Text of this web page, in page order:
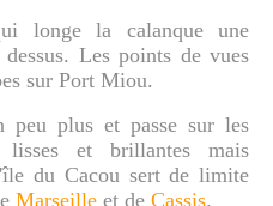
longe la calanque une
Les points de vues
sur Port Miou.
peu plus et passe sur les
et brillantes mais
du Cacou sert de limite
Marseille et de Cassis.